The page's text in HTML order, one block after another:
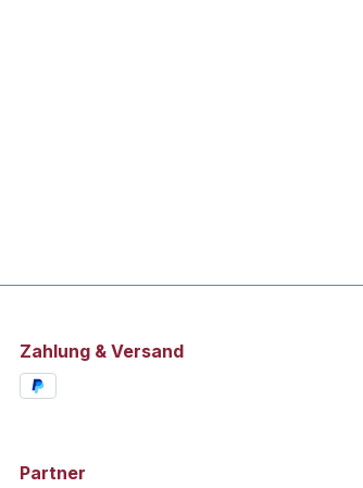
Zahlung & Versand
Partner